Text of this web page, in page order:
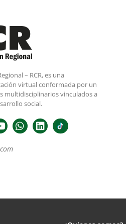
– RCR, es una
virtual conformada por un
multidisciplinarios vinculados a
social.